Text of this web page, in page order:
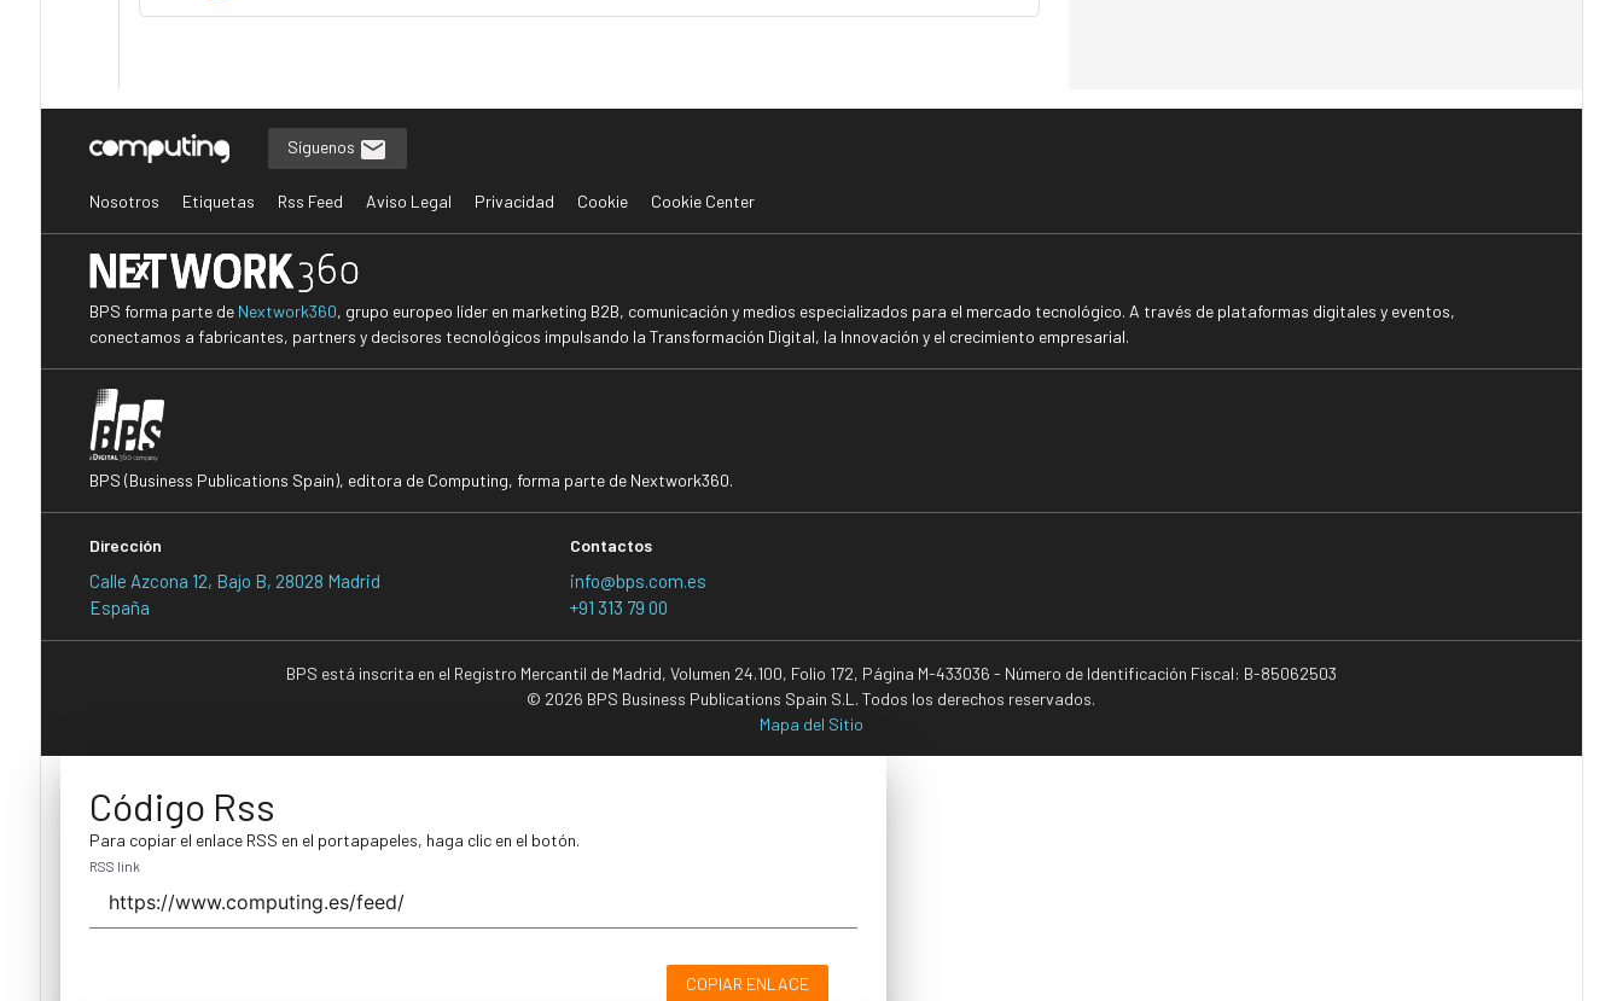
Síguenos
Nosotros Etiquetas Rss Feed Aviso Legal Privacidad Cookie Cookie Center
BPS forma parte de Nextwork360, grupo europeo líder en marketing B2B, comunicación y medios especializados para el mercado tecnológico. A través de plataformas digitales y eventos,
conectamos a fabricantes, partners y decisores tecnológicos impulsando la Transformación Digital, la Innovación y el crecimiento empresarial.
BPS (Business Publications Spain), editora de Computing, forma parte de Nextwork360.
Dirección
Calle Azcona 12, Bajo B, 28028 Madrid
España
Contactos
info@bps.com.es
+91 313 79 00
BPS está inscrita en el Registro Mercantil de Madrid, Volumen 24.100, Folio 172, Página M-433036 - Número de Identificación Fiscal: B-85062503
© 2026 BPS Business Publications Spain S.L. Todos los derechos reservados.
Mapa del Sitio
Código Rss
Para copiar el enlace RSS en el portapapeles, haga clic en el botón.
RSS link
COPIAR ENLACE